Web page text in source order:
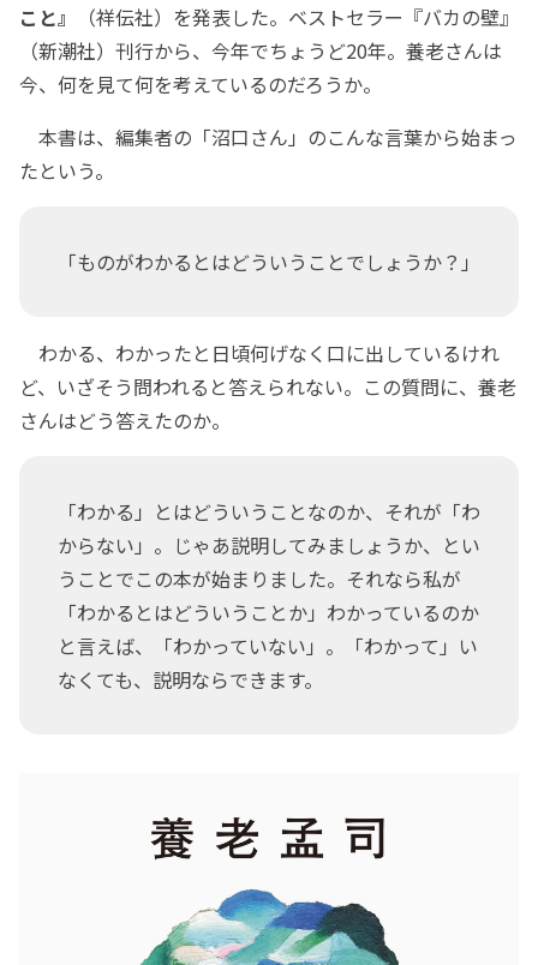
こと』
（祥伝社）を発表した。ベストセラー『バカの壁』
（新潮社）刊行から、今年でちょうど20年。養老さんは
今、何を見て何を考えているのだろうか。
本書は、編集者の「沼口さん」のこんな言葉から始まっ
たという。
「ものがわかるとはどういうことでしょうか？」
わかる、わかったと日頃何げなく口に出しているけれ
ど、いざそう問われると答えられない。この質問に、養老
さんはどう答えたのか。
「わかる」とはどういうことなのか、それが「わ
からない」。じゃあ説明してみましょうか、とい
うことでこの本が始まりました。それなら私が
「わかるとはどういうことか」わかっているのか
と言えば、「わかっていない」。「わかって」い
なくても、説明ならできます。